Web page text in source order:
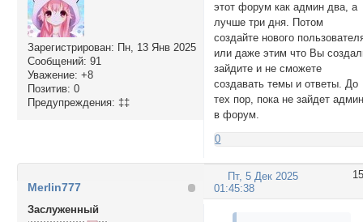
Зарегистрирован: Пн, 13 Янв 2025
Сообщений: 91
Уважение: +8
Позитив: 0
Предупреждения: ‡‡
этот форум как админ два, а
лучше три дня. Потом
создайте нового
или даже этим что Вы
зайдите и не сможете
создавать темы и ответы. До
тех пор, пока не зайдет
в форум.
0
15
Пт, 5 Дек 2025
01:45:38
Merlin777
Заслуженный